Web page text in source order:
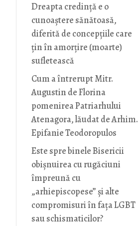
Dreapta credință e o
cunoaștere sănătoasă,
diferită de concepțiile care
țin în amorțire (moarte)
sufletească
Cum a întrerupt Mitr.
Augustin de Florina
pomenirea Patriarhului
Atenagora, lăudat de Arhim.
Epifanie Teodoropulos
Este spre binele Bisericii
obișnuirea cu rugăciuni
împreună cu
„arhiepiscopese” și alte
compromisuri în fața LGBT
sau schismaticilor?